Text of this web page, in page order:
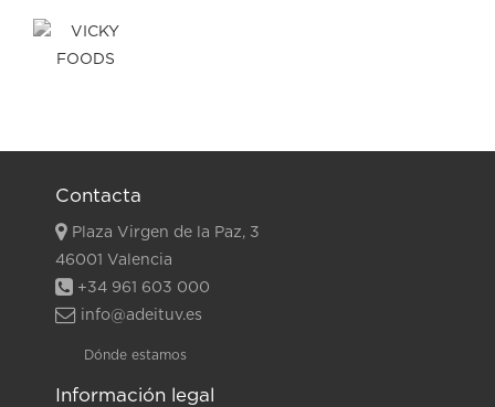
Contacta
Plaza Virgen de la Paz, 3
46001 Valencia
+34 961 603 000
info@adeituv.es
Dónde estamos
Información legal